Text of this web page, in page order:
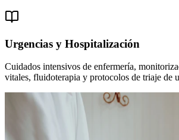
Urgencias y Hospitalización
Cuidados intensivos de enfermería,
vitales, fluidoterapia y protocolos de triaje de